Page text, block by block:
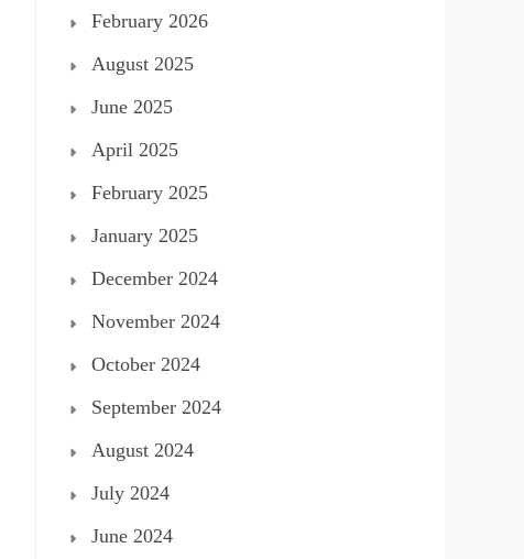
February 2026
August 2025
June 2025
April 2025
February 2025
January 2025
December 2024
November 2024
October 2024
September 2024
August 2024
July 2024
June 2024